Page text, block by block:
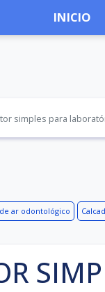
INICIO
simples para
ar odontológico